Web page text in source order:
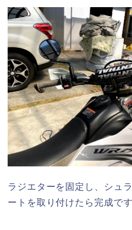
ラジエターを固定し、シュ
ートを取り付けたら完成です